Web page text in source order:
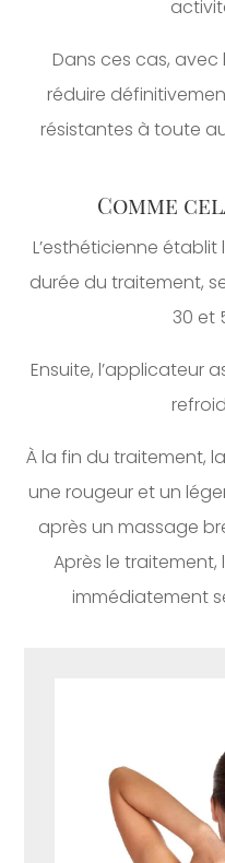
Dans ces cas,
réduire
résistantes à toute
Comme
L’esthéticienne
durée du traitement,
30 et
Ensuite, l’applicateur
À la fin du traitement,
une rougeur et un
après un massage
Après le
immédiatement